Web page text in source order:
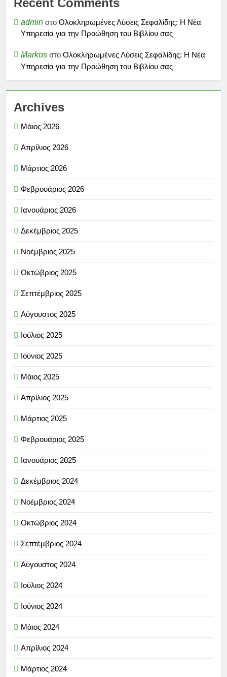
Recent Comments
admin στο Ολοκληρωμένες Λύσεις Σεφαλίδης: Η Νέα
Υπηρεσία για την Προώθηση του Βιβλίου σας
Markos στο Ολοκληρωμένες Λύσεις Σεφαλίδης: Η Νέα
Υπηρεσία για την Προώθηση του Βιβλίου σας
Archives
Μάιος 2026
Απρίλιος 2026
Μάρτιος 2026
Φεβρουάριος 2026
Ιανουάριος 2026
Δεκέμβριος 2025
Νοέμβριος 2025
Οκτώβριος 2025
Σεπτέμβριος 2025
Αύγουστος 2025
Ιούλιος 2025
Ιούνιος 2025
Μάιος 2025
Απρίλιος 2025
Μάρτιος 2025
Φεβρουάριος 2025
Ιανουάριος 2025
Δεκέμβριος 2024
Νοέμβριος 2024
Οκτώβριος 2024
Σεπτέμβριος 2024
Αύγουστος 2024
Ιούλιος 2024
Ιούνιος 2024
Μάιος 2024
Απρίλιος 2024
Μάρτιος 2024